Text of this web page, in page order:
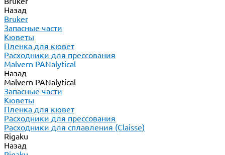
Назад
Bruker
Запасные части
Кюветы
Пленка для кювет
Расходники для прессования
Malvern PANalytical
Назад
Malvern PANalytical
Запасные части
Кюветы
Пленка для кювет
Расходники для прессования
Расходники для сплавления (Claisse)
Rigaku
Назад